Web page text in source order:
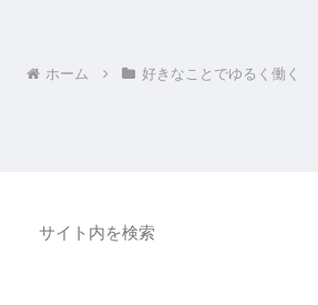
ホーム 好きなことでゆるく働く